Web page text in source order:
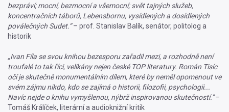
bezpráví; mocní, bezmocní a všemocní; svět tajných služeb,
koncentračních táborů, Lebensbornu, vysídlených a dosídlených
poválečných Sudet.“– prof. Stanislav Balík, senátor, politolog a
historik
„Ivan Fíla se svou knihou bezesporu zařadil mezi, a rozhodně není
troufalé to tak říci, velikány nejen české TOP literatury. Román Tisíc
očí je skutečně monumentálním dílem, které by neměl opomenout ve
svém zájmu nikdo, kdo se zajímá o historii, filozofii, psychologii...
Navíc nejde o knihu vymyšlenou, nýbrž inspirovanou skutečností."–
Tomáš Králíček, literární a audioknižní kritik